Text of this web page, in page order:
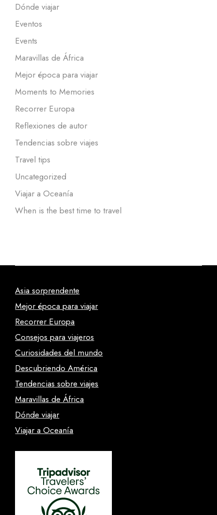
Dónde viajar
Eventos
Events
Maravillas de África
Mejor época para viajar
Moments to Memories
Recorrer Europa
Reflexiones de autor
Tendencias sobre viajes
Travel tips
Uncategorized
Viajar a Oceanía
When is the best time to travel
Asia sorprendente
Mejor época para viajar
Recorrer Europa
Consejos para viajeros
Curiosidades del mundo
Descubriendo América
Tendencias sobre viajes
Maravillas de África
Dónde viajar
Viajar a Oceanía